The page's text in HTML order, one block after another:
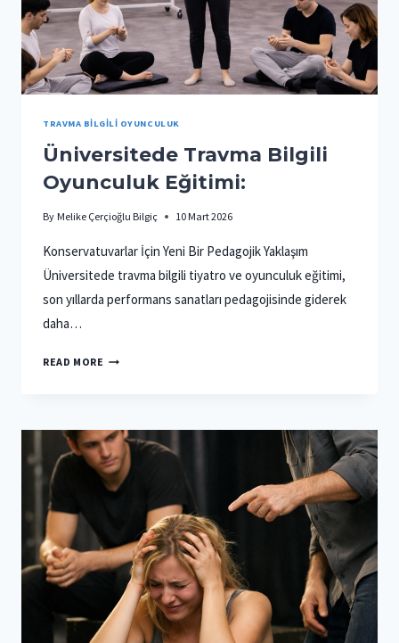
TRAVMA BILGILI OYUNCULUK
Üniversitede Travma Bilgili
Oyunculuk Eğitimi:
By Melike Çerçioğlu Bilgiç 10 Mart 2026
Konservatuvarlar İçin Yeni Bir Pedagojik Yaklaşım
Üniversitede travma bilgili tiyatro ve oyunculuk eğitimi,
son yıllarda performans sanatları pedagojisinde giderek
daha…
READ MORE ÜNIVERSITEDE
EĞITIMI: